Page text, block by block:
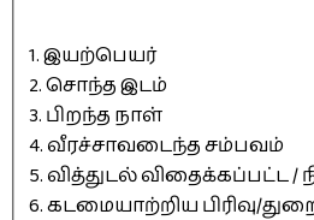
1. இயற்பெயர்
2. சொந்த இடம்
3. பிறந்த நாள்
4. வீரச்சாவடைந்த சம்பவம்
5. வித்துடல் விதைக்கப்பட்ட /
6. கடமையாற்றிய பிரிவு/